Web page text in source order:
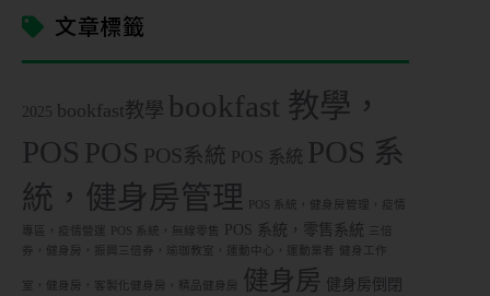
文章標籤
2025 bookfast教學 bookfast 教學，
POS POS POS系統 POS 系統 POS 系
統，健身房管理
POS 系統，健身房管理，疫情
專區，疫情營運 POS 系統，無線零售 POS 系統，零售系統
三倍
券，健身房，振興三倍券，瑜珈教室，運動中心，運動業者
健身工作
室，健身房，客製化健身房，精品健身房 健身房 健身房倒閉